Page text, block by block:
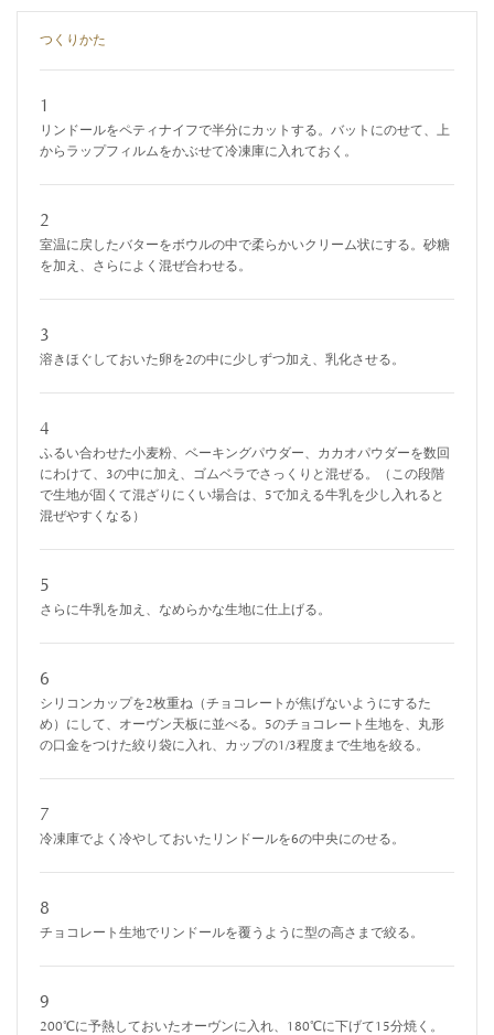
つくりかた
1
リンドールをペティナイフで半分にカットする。バットにのせて、上
からラップフィルムをかぶせて冷凍庫に入れておく。
2
室温に戻したバターをボウルの中で柔らかいクリーム状にする。砂糖
を加え、さらによく混ぜ合わせる。
3
溶きほぐしておいた卵を2の中に少しずつ加え、乳化させる。
4
ふるい合わせた小麦粉、ベーキングパウダー、カカオパウダーを数回
にわけて、3の中に加え、ゴムベラでさっくりと混ぜる。（この段階
で生地が固くて混ざりにくい場合は、5で加える牛乳を少し入れると
混ぜやすくなる）
5
さらに牛乳を加え、なめらかな生地に仕上げる。
6
シリコンカップを2枚重ね（チョコレートが焦げないようにするた
め）にして、オーヴン天板に並べる。5のチョコレート生地を、丸形
の口金をつけた絞り袋に入れ、カップの1/3程度まで生地を絞る。
7
冷凍庫でよく冷やしておいたリンドールを6の中央にのせる。
8
チョコレート生地でリンドールを覆うように型の高さまで絞る。
9
200℃に予熱しておいたオーヴンに入れ、180℃に下げて15分焼く。